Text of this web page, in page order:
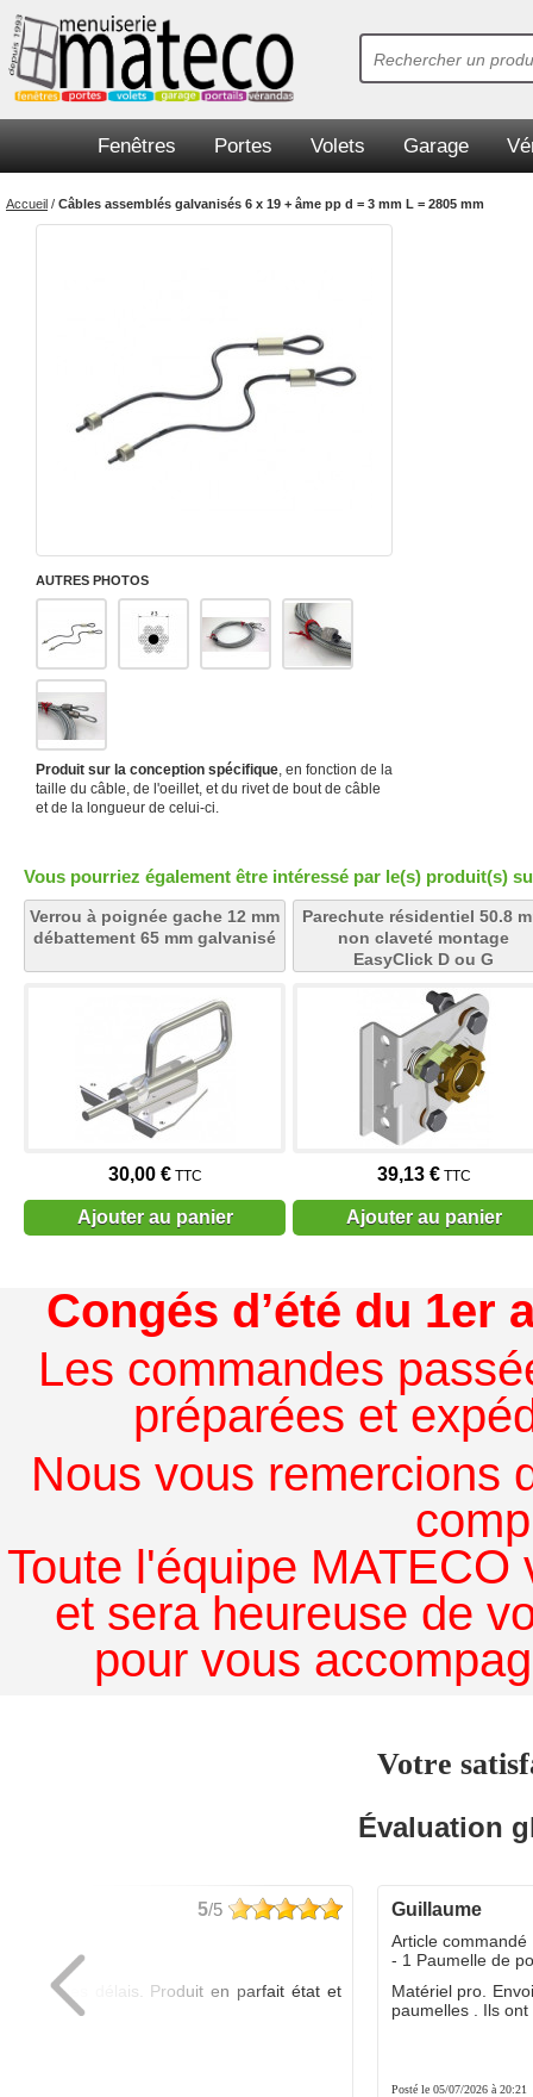
Fenêtres Portes Volets Garage
Accueil / Câbles assemblés galvanisés 6 x 19 + âme pp d = 3 mm L = 2805 mm
AUTRES PHOTOS
Produit sur la conception spécifique, en fonction de la
taille du câble, de l'oeillet, et du rivet de bout de câble
et de la longueur de celui-ci.
Vous pourriez également être intéressé par le(s) produit(s)
Verrou à poignée gache 12 mm
débattement 65 mm galvanisé
30,00 €TTC
Ajouter au panier
Parechute résidentiel 50.8
non claveté montage
EasyClick D ou G
39,13 €TTC
Ajouter au panier
Congés d’été du 1er
Les commandes
préparées et
Nous vous remercions
Toute l'équipe
et sera heureuse de
pour vous
Votre
Évaluation
5/5
dans les délais. Produit en parfait état et
guillaume
Posté le 05/07/2026 à 20:21
Article commandé
- 1 Paumelle de
Matériel pro.
paumelles . Ils ont